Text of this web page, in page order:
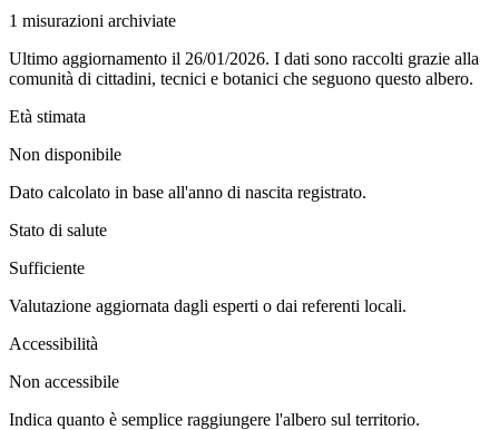
1 misurazioni archiviate
Ultimo aggiornamento il 26/01/2026. I dati sono raccolti grazie alla
comunità di cittadini, tecnici e botanici che seguono questo albero.
Età stimata
Non disponibile
Dato calcolato in base all'anno di nascita registrato.
Stato di salute
Sufficiente
Valutazione aggiornata dagli esperti o dai referenti locali.
Accessibilità
Non accessibile
Indica quanto è semplice raggiungere l'albero sul territorio.